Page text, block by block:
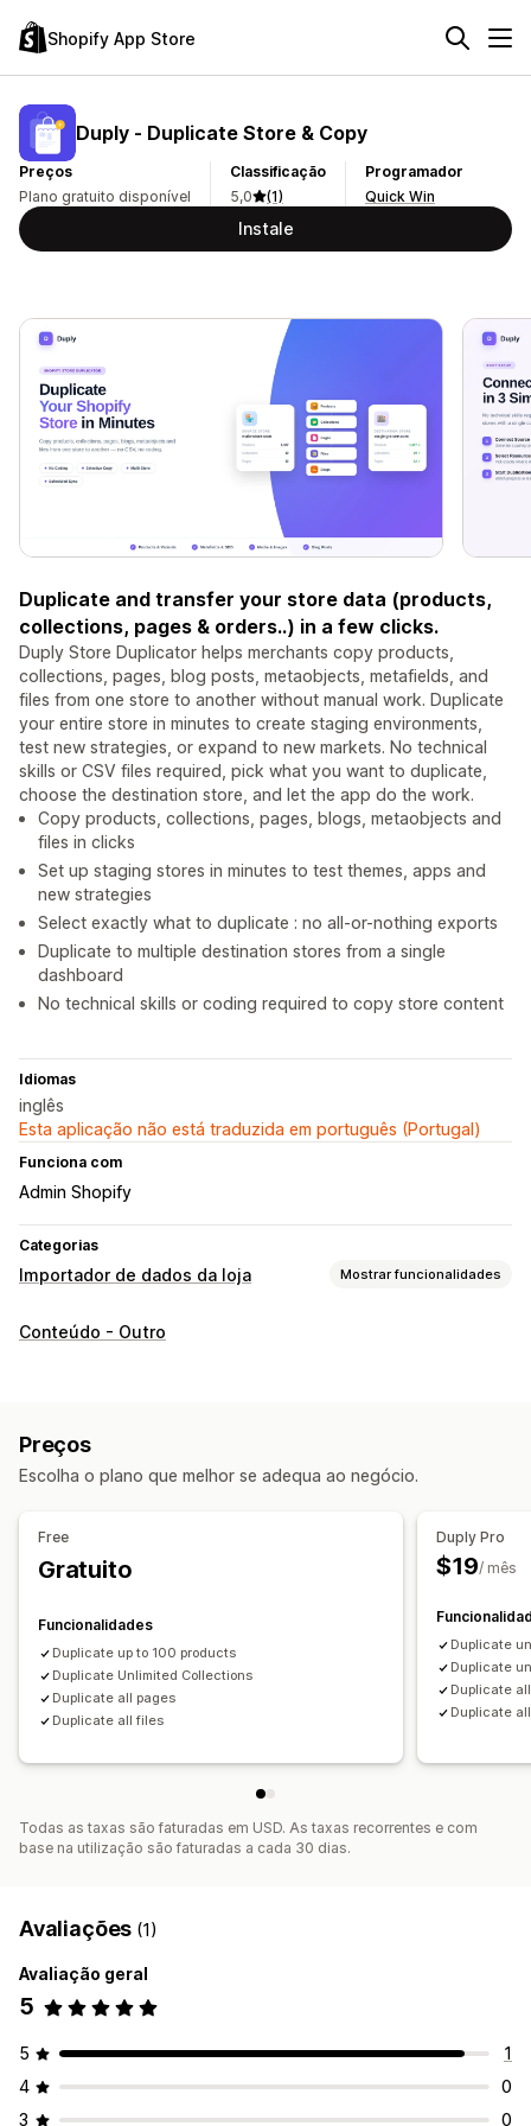
Shopify App Store
Duply ‑ Duplicate Store & Copy
Preços
Plano gratuito disponível
Classificação
5,0
(1)
Programador
Quick Win
Instale
Duplicate and transfer your store data (products,
collections, pages & orders..) in a few clicks.
Duply Store Duplicator helps merchants copy products,
collections, pages, blog posts, metaobjects, metafields, and
files from one store to another without manual work. Duplicate
your entire store in minutes to create staging environments,
test new strategies, or expand to new markets. No technical
skills or CSV files required, pick what you want to duplicate,
choose the destination store, and let the app do the work.
Copy products, collections, pages, blogs, metaobjects and
files in clicks
Set up staging stores in minutes to test themes, apps and
new strategies
Select exactly what to duplicate : no all-or-nothing exports
Duplicate to multiple destination stores from a single
dashboard
No technical skills or coding required to copy store content
Idiomas
inglês
Esta aplicação não está traduzida em português (Portugal)
Funciona com
Admin Shopify
Categorias
Importador de dados da loja Mostrar funcionalidades
Sincronização de dados
Migração de dados
Encriptação
Coleções
Clientes
Descontos
Conteúdo - Outro
Preços
Escolha o plano que melhor se adequa ao negócio.
Free
Gratuito
Funcionalidades
Duplicate up to 100 products
Duplicate Unlimited Collections
Duplicate all pages
Duplicate all files
Duply Pro
$19/ mês
Duplicate
Duplicate
Duplicate
Duplicate
Todas as taxas são faturadas em USD. As taxas recorrentes e com
base na utilização são faturadas a cada 30 dias.
Avaliações (1)
Avaliação geral
5
5
1
4
0
3
0